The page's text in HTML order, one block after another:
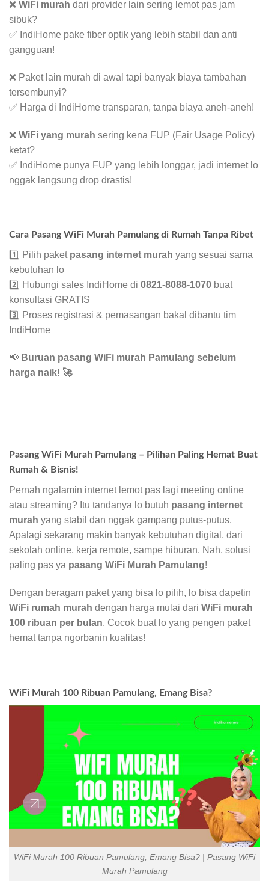
❌ WiFi murah dari provider lain sering lemot pas jam
sibuk?
✅ IndiHome pake fiber optik yang lebih stabil dan anti
gangguan!
❌ Paket lain murah di awal tapi banyak biaya tambahan
tersembunyi?
✅ Harga di IndiHome transparan, tanpa biaya aneh-aneh!
❌ WiFi yang murah sering kena FUP (Fair Usage Policy)
ketat?
✅ IndiHome punya FUP yang lebih longgar, jadi internet lo
nggak langsung drop drastis!
Cara Pasang WiFi Murah Pamulang di Rumah Tanpa Ribet
1️⃣ Pilih paket pasang internet murah yang sesuai sama
kebutuhan lo
2️⃣ Hubungi sales IndiHome di 0821-8088-1070 buat
konsultasi GRATIS
3️⃣ Proses registrasi & pemasangan bakal dibantu tim
IndiHome
📢 Buruan pasang WiFi murah Pamulang sebelum
harga naik! 🚀
Pasang WiFi Murah Pamulang – Pilihan Paling Hemat Buat
Rumah & Bisnis!
Pernah ngalamin internet lemot pas lagi meeting online
atau streaming? Itu tandanya lo butuh pasang internet
murah yang stabil dan nggak gampang putus-putus.
Apalagi sekarang makin banyak kebutuhan digital, dari
sekolah online, kerja remote, sampe hiburan. Nah, solusi
paling pas ya pasang WiFi Murah Pamulang!
Dengan beragam paket yang bisa lo pilih, lo bisa dapetin
WiFi rumah murah dengan harga mulai dari WiFi murah
100 ribuan per bulan. Cocok buat lo yang pengen paket
hemat tanpa ngorbanin kualitas!
WiFi Murah 100 Ribuan Pamulang, Emang Bisa?
WiFi Murah 100 Ribuan Pamulang, Emang Bisa? | Pasang WiFi
Murah Pamulang